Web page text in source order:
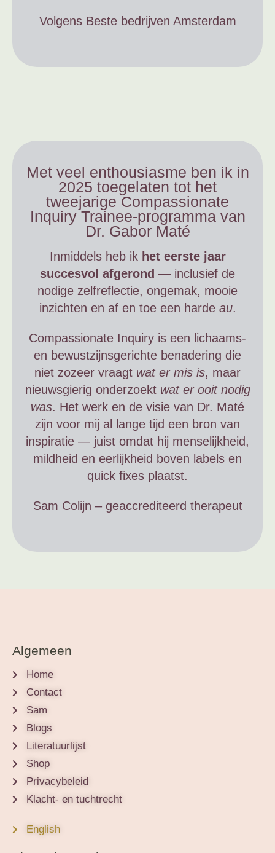
Volgens Beste bedrijven Amsterdam
Met veel enthousiasme ben ik in
2025 toegelaten tot het
tweejarige Compassionate
Inquiry Trainee-programma van
Dr. Gabor Maté
Inmiddels heb ik het eerste jaar
succesvol afgerond — inclusief de
nodige zelfreflectie, ongemak, mooie
inzichten en af en toe een harde au.
Compassionate Inquiry is een lichaams-
en bewustzijnsgerichte benadering die
niet zozeer vraagt wat er mis is, maar
nieuwsgierig onderzoekt wat er ooit nodig
was. Het werk en de visie van Dr. Maté
zijn voor mij al lange tijd een bron van
inspiratie — juist omdat hij menselijkheid,
mildheid en eerlijkheid boven labels en
quick fixes plaatst.
Sam Colijn – geaccrediteerd therapeut
Algemeen
Home
Contact
Sam
Blogs
Literatuurlijst
Shop
Privacybeleid
Klacht- en tuchtrecht
English